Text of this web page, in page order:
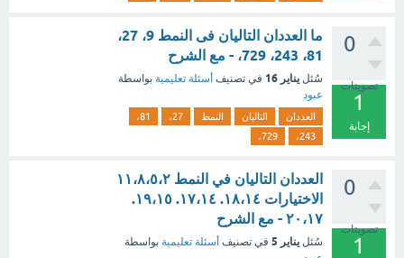
0
تصويتات
1
إجابة
ما العددان التاليان فى النمط 9، 27،
81، 243، 729، - مع الشرح
سُئل يناير 16 في تصنيف أسئلة تعليمية بواسطة
عبود
العددان التاليان النمط 27،
81،
243،
729،
0
تصويتات
1
العددان التاليان في النمط ١١،٨،٥،٢
الاختيارات ١٨،١٤. ١٧،١٤. ١٩،١٥.
٢٠،١٧ - مع الشرح
سُئل يناير 5 في تصنيف أسئلة تعليمية بواسطة